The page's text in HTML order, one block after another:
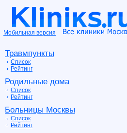
Травмпункты
Список
Рейтинг
Родильные дома
Список
Рейтинг
Больницы Москвы
Список
Рейтинг
Мобильная версия